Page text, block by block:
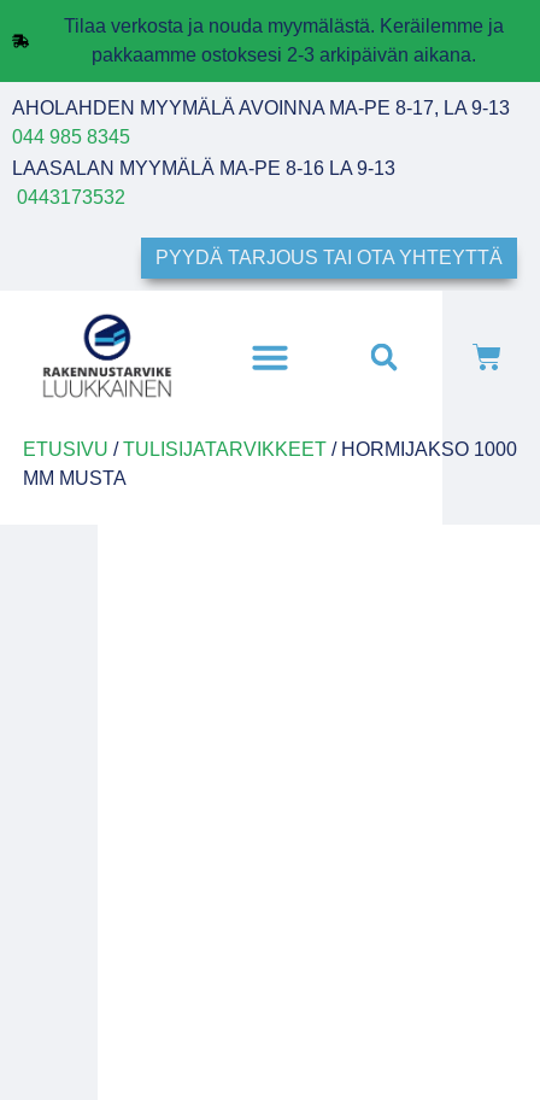
Tilaa verkosta ja nouda myymälästä. Keräilemme ja
pakkaamme ostoksesi 2-3 arkipäivän aikana.
AHOLAHDEN MYYMÄLÄ AVOINNA MA-PE 8-17, LA 9-13
044 985 8345
LAASALAN MYYMÄLÄ MA-PE 8-16 LA 9-13
0443173532
PYYDÄ TARJOUS TAI OTA YHTEYTTÄ
ETUSIVU /TULISIJATARVIKKEET/ HORMIJAKSO 1000
MM MUSTA